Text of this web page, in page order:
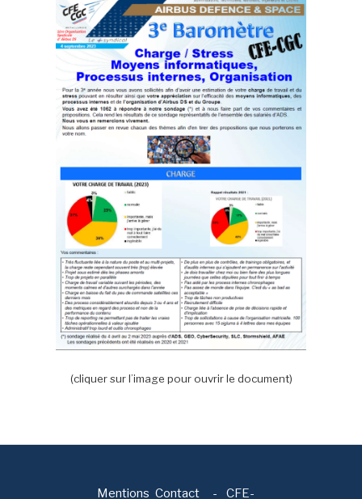
(cliquer sur l’image pour ouvrir le document)
Mentions Contact - CFE-